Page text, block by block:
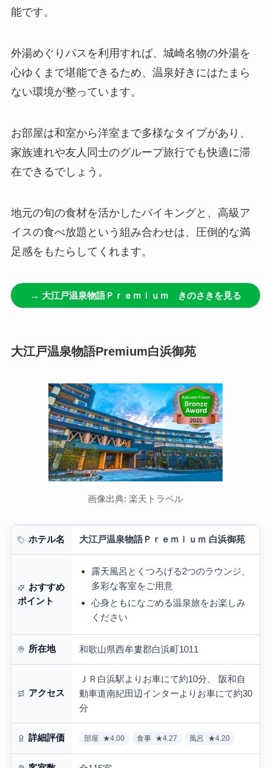
能です。
外湯めぐりパスを利用すれば、城崎名物の外湯を
心ゆくまで堪能できるため、温泉好きにはたまら
ない環境が整っています。
お部屋は和室から洋室まで多様なタイプがあり、
家族連れや友人同士のグループ旅行でも快適に滞
在できるでしょう。
地元の旬の食材を活かしたバイキングと、高級ア
イスの食べ放題という組み合わせは、圧倒的な満
足感をもたらしてくれます。
→ 大江戸温泉物語Ｐｒｅｍｉｕｍ きのさきを見る
大江戸温泉物語Premium白浜御苑
画像出典: 楽天トラベル
ホテル名 大江戸温泉物語Ｐｒｅｍｉｕｍ 白浜御苑
おすすめ
ポイント
露天風呂とくつろげる2つのラウンジ、
多彩な客室をご用意
心身ともになごめる温泉旅をお楽しみ
ください
所在地 和歌山県西牟婁郡白浜町1011
アクセス
ＪＲ白浜駅よりお車にて約10分、 阪和自
動車道南紀田辺インターよりお車にて約30
分
詳細評価 部屋 ★4.00 食事 ★4.27 風呂 ★4.20